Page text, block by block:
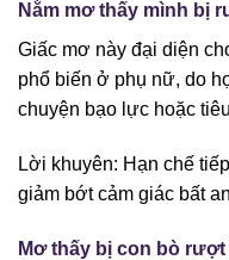
Nằm mơ thấy mình bị
Giấc mơ này đại diện
phổ biến ở phụ nữ, do
chuyện bạo lực hoặc
Lời khuyên: Hạn chế
giảm bớt cảm giác bất
Mơ thấy bị con bò